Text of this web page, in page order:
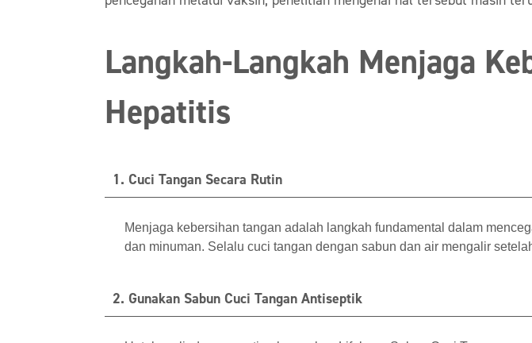
Langkah-Langkah Menjaga
Hepatitis
1. Cuci Tangan Secara Rutin
Menjaga kebersihan tangan adalah langkah fundamental dalam
dan minuman. Selalu cuci tangan dengan sabun dan air mengalir
2. Gunakan Sabun Cuci Tangan Antiseptik